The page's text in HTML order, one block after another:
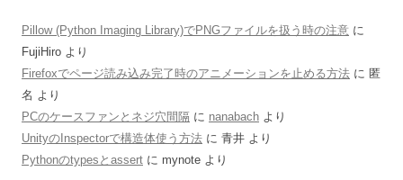
Pillow (Python Imaging Library)でPNGファイルを扱う時の注意 に
FujiHiro より
Firefoxでページ読み込み完了時のアニメーションを止める方法 に 匿
名 より
PCのケースファンとネジ穴間隔 に nanabach より
UnityのInspectorで構造体使う方法 に 青井 より
Pythonのtypesとassert に mynote より